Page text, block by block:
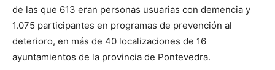
de las que 613 eran personas usuarias con demencia y
1.075 participantes en programas de prevención al
deterioro, en más de 40 localizaciones de 16
ayuntamientos de la provincia de Pontevedra.